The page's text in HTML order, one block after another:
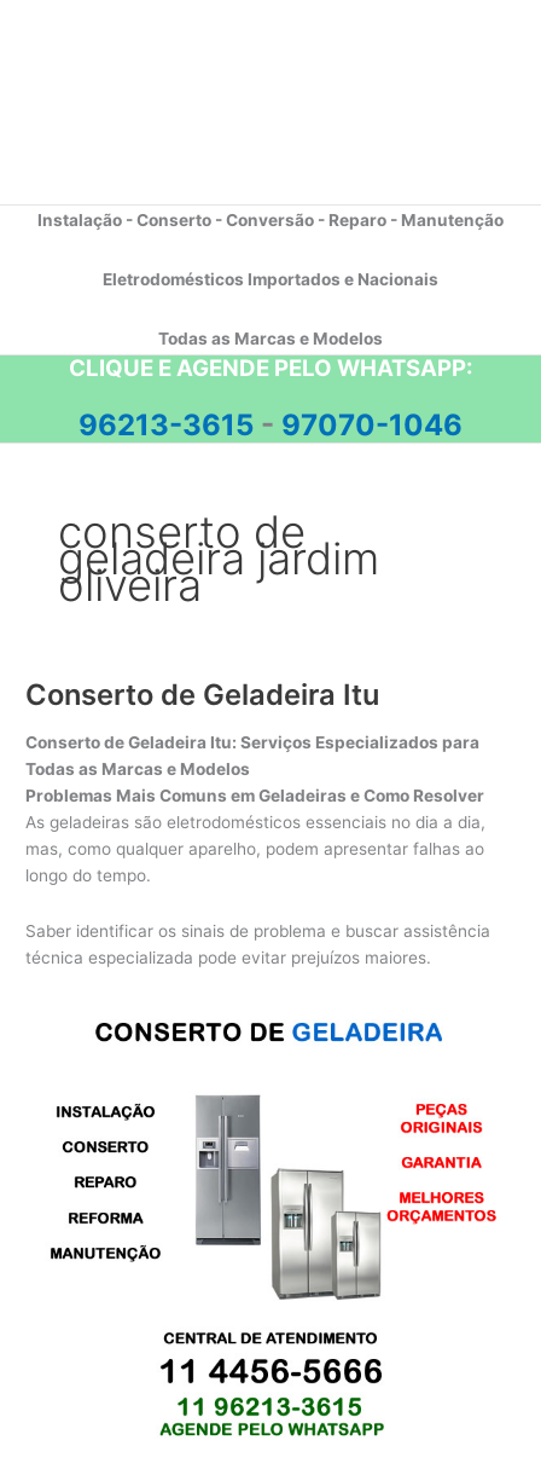
Instalação - Conserto - Conversão - Reparo - Manutenção
Eletrodomésticos Importados e Nacionais
Todas as Marcas e Modelos
CLIQUE E AGENDE PELO WHATSAPP:
96213-3615 - 97070-1046
conserto de
geladeira jardim
oliveira
Conserto de Geladeira Itu
Conserto de Geladeira Itu: Serviços Especializados para
Todas as Marcas e Modelos
Problemas Mais Comuns em Geladeiras e Como Resolver
As geladeiras são eletrodomésticos essenciais no dia a dia,
mas, como qualquer aparelho, podem apresentar falhas ao
longo do tempo.
Saber identificar os sinais de problema e buscar assistência
técnica especializada pode evitar prejuízos maiores.